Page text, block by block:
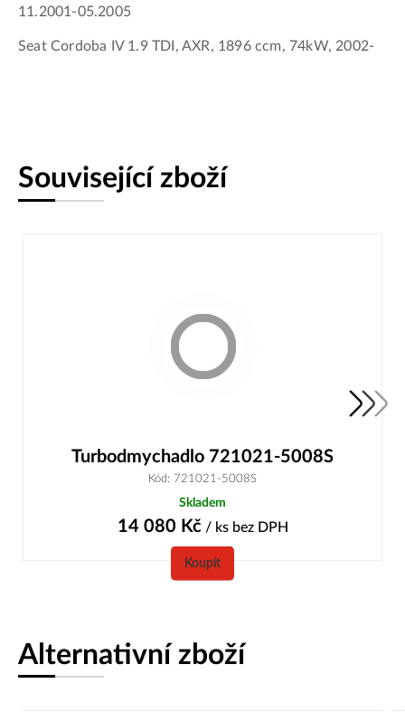
11.2001-05.2005
Seat Cordoba IV 1.9 TDI, AXR, 1896 ccm, 74kW, 2002-
Související zboží
Turbodmychadlo 721021-5008S
Kód: 721021-5008S
Skladem
14 080 Kč/ ks bez DPH
Koupit
Alternativní zboží